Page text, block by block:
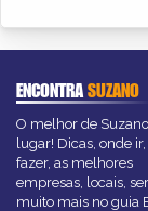
ENCONTRASUZANO
O melhor de
lugar! Dicas, onde
fazer, as melhores
empresas, locais,
muito mais no guia